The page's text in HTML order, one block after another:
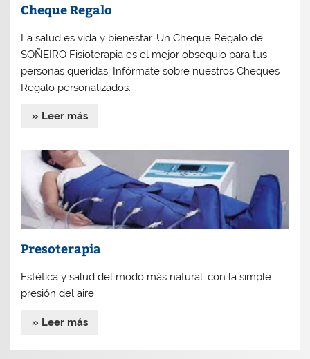
Cheque Regalo
La salud es vida y bienestar. Un Cheque Regalo de
SOÑEIRO Fisioterapia es el mejor obsequio para tus
personas queridas. Infórmate sobre nuestros Cheques
Regalo personalizados.
» Leer más
Presoterapia
Estética y salud del modo más natural: con la simple
presión del aire.
» Leer más